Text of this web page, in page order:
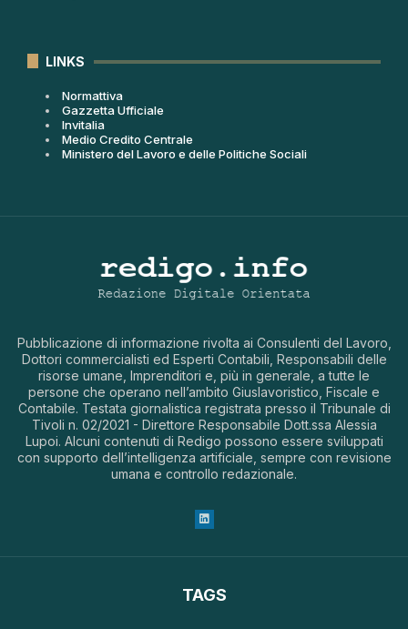
LINKS
Normattiva
Gazzetta Ufficiale
Invitalia
Medio Credito Centrale
Ministero del Lavoro e delle Politiche Sociali
Pubblicazione di informazione rivolta ai Consulenti del Lavoro,
Dottori commercialisti ed Esperti Contabili, Responsabili delle
risorse umane, Imprenditori e, più in generale, a tutte le
persone che operano nell’ambito Giuslavoristico, Fiscale e
Contabile. Testata giornalistica registrata presso il Tribunale di
Tivoli n. 02/2021 - Direttore Responsabile Dott.ssa Alessia
Lupoi. Alcuni contenuti di Redigo possono essere sviluppati
con supporto dell’intelligenza artificiale, sempre con revisione
umana e controllo redazionale.
TAGS